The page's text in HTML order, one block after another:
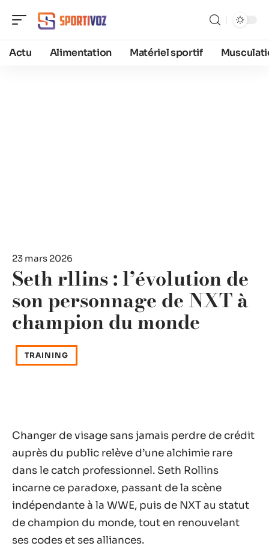
Actu Alimentation Matériel sportif
23 mars 2026
Seth rllins : l’évolution de
son personnage de NXT à
champion du monde
TRAINING
Changer de visage sans jamais perdre de crédit
auprès du public relève d’une alchimie rare
dans le catch professionnel. Seth Rollins
incarne ce paradoxe, passant de la scène
indépendante à la WWE, puis de NXT au statut
de champion du monde, tout en renouvelant
ses codes et ses alliances.